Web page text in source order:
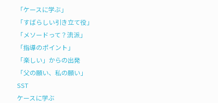
「ケースに学ぶ」
「すばらしい引き立て役」
「メソードって？流派」
「指導のポイント」
「楽しい」からの出発
「父の願い、私の願い」
SST
ケースに学ぶ